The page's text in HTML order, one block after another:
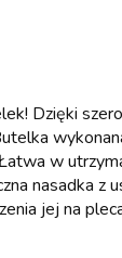
Dzięki
w
nasadka z
jej na